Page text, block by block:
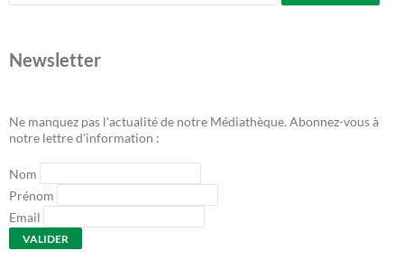
Newsletter
Ne manquez pas l'actualité de notre Médiathèque. Abonnez-vous à
notre lettre d'information :
Nom
Prénom
Email